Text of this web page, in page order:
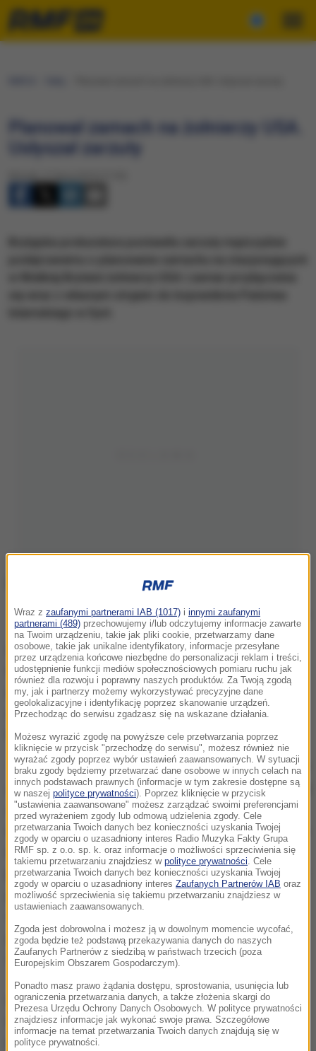
Planował zamach na żołnierzy USA.
Usłyszał zarzuty
Zdj. ilustracyjne
24-letni Junead Ahmed Khan i jego 22-letni stryj
Shazid Ahmed Khan z Luton w środkowej Anglii
zostali aresztowani w ubiegłym tygodniu w związku
z podejrzeniem o przygotowywanie czynów
terrorystycznych.
Twierdzi się, że Junead Khan i Shazid Khan planowali
udać się do Syrii w celu przyłączenia się do zakazanej
organizacji Państwo Islamskie w Lewancie-
oświadczyła Deborah Walsh, zastępczyni naczelnika
departamentu zwalczania terroryzmu w brytyjskiej
prokuraturze.Twierdzi się ponadto, iż Junead Khamn
planował zamach terrorystyczny na personel
wojskowy USA w Wielkiej Brytanii i w związku z tym
postawiono mu dodatkowy zarzut dotyczący
terroryzmu -zaznaczyła Walsh.
Obaj mężczyźni stanęli przed sądem w londyńskim
Westminsterze, który orzekł dalsze pozostawanie
ich w areszcie do czasu kolejnego pojawienia się
Wraz z zaufanymi partnerami IAB (1017) i innymi zaufanymi
partnerami (489) przechowujemy i/lub odczytujemy informacje zawarte
na Twoim urządzeniu, takie jak pliki cookie, przetwarzamy dane
osobowe, takie jak unikalne identyfikatory, informacje przesyłane
przez urządzenia końcowe niezbędne do personalizacji reklam i treści,
udostępnienie funkcji mediów społecznościowych pomiaru ruchu jak
również dla rozwoju i poprawny naszych produktów. Za Twoją zgodą
my, jak i partnerzy możemy wykorzystywać precyzyjne dane
geolokalizacyjne i identyfikację poprzez skanowanie urządzeń.
Przechodząc do serwisu zgadzasz się na wskazane działania.
Możesz wyrazić zgodę na powyższe cele przetwarzania poprzez
kliknięcie w przycisk "przechodzę do serwisu", możesz również nie
wyrażać zgody poprzez wybór ustawień zaawansowanych. W sytuacji
braku zgody będziemy przetwarzać dane osobowe w innych celach na
innych podstawach prawnych (informacje w tym zakresie dostępne są
w naszej polityce prywatności). Poprzez kliknięcie w przycisk
"ustawienia zaawansowane" możesz zarządzać swoimi preferencjami
przed wyrażeniem zgody lub odmową udzielenia zgody. Cele
przetwarzania Twoich danych bez konieczności uzyskania Twojej
zgody w oparciu o uzasadniony interes Radio Muzyka Fakty Grupa
RMF sp. z o.o. sp. k. oraz informacje o możliwości sprzeciwienia się
takiemu przetwarzaniu znajdziesz w polityce prywatności . Cele
przetwarzania Twoich danych bez konieczności uzyskania Twojej
zgody w oparciu o uzasadniony interes Zaufanych Partnerów IAB oraz
możliwość sprzeciwienia się takiemu przetwarzaniu znajdziesz w
ustawieniach zaawansowanych.
Zgoda jest dobrowolna i możesz ją w dowolnym momencie wycofać,
zgoda będzie też podstawą przekazywania danych do naszych
Zaufanych Partnerów z siedzibą w państwach trzecich (poza
Europejskim Obszarem Gospodarczym).
Ponadto masz prawo żądania dostępu, sprostowania, usunięcia lub
ograniczenia przetwarzania danych, a także złożenia skargi do
Prezesa Urzędu Ochrony Danych Osobowych. W polityce prywatności
znajdziesz informacje jak wykonać swoje prawa. Szczegółowe
informacje na temat przetwarzania Twoich danych znajdują się w
polityce prywatności.